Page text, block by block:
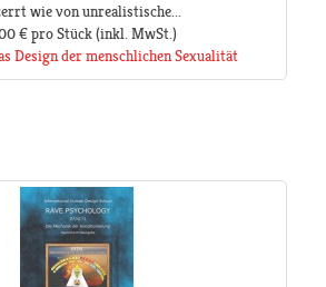
wie von unrealistische...
€ pro Stück(inkl. MwSt.)
Design der menschlichen Sexualität